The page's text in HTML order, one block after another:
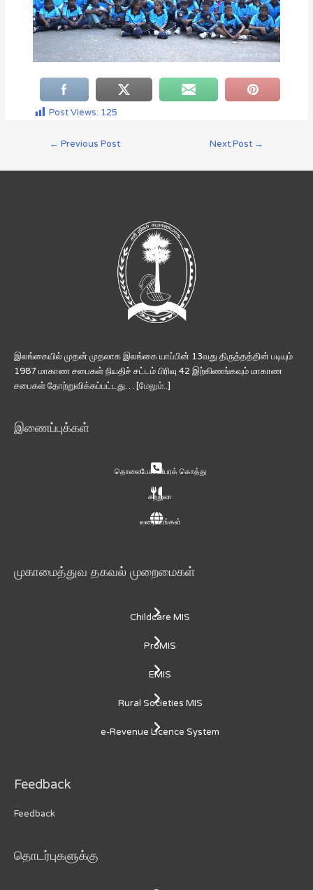
Post Views: 125
← Previous Post Next Post →
இலங்கையில் முதன் முதலாக இலங்கை யாப்பின் 13வது திருத்தத்தின் படியும்
1987 மாகாண சபைகள் நியதிச் சட்டம் பிரிவு 42 இற்கிணங்கவும் மாகாண
சபைகள் தோற்றுவிக்கப்பட்டது… [மேலும்..]
இணைப்புக்கள்
தொலைபேசி விபரக் கொத்து
சுற்றுலா
வரைபடங்கள்
முகாமைத்துவ தகவல் முறைமைகள்
Childcare MIS
ProMIS
EMIS
Rural Societies MIS
e-Revenue Licence System
Feedback
Feedback
தொடர்புகளுக்கு